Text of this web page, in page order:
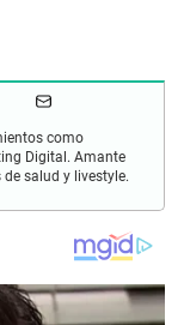
como
Digital. Amante
salud y livestyle.